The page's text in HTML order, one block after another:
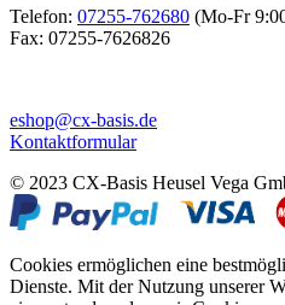
Telefon: 07255-762680 (Mo-Fr
Fax: 07255-7626826
eshop@cx-basis.de
Kontaktformular
© 2023 CX-Basis Heusel Vega
Cookies ermöglichen eine
Dienste. Mit der Nutzung unserer